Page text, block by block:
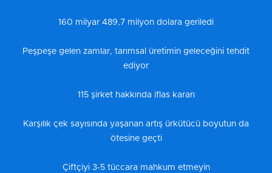
160 milyar 489,7 milyon dolara geriledi
Peşpeşe gelen zamlar, tarımsal üretimin geleceğini tehdit
ediyor
115 şirket hakkında iflas kararı
Karşılık çek sayısında yaşanan artış ürkütücü boyutun da
ötesine geçti
Çiftçiyi 3-5 tüccara mahkum etmeyin